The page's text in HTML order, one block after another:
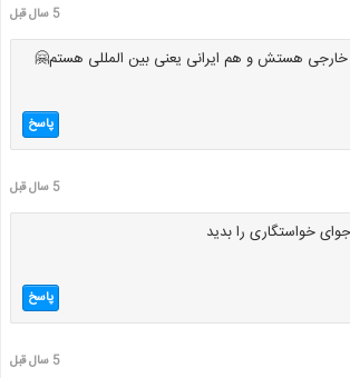
5 سال قبل
خارجی هستش و هم ایرانی یعنی بین المللی هستم🤗
پاسخ
5 سال قبل
خواستگاری را بدید
پاسخ
5 سال قبل